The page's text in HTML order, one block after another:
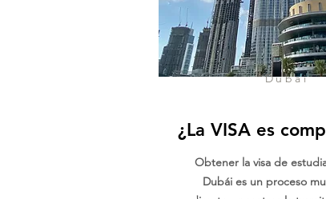
Dubai
¿La VISA es
Obtener la visa de
Dubái es un proceso